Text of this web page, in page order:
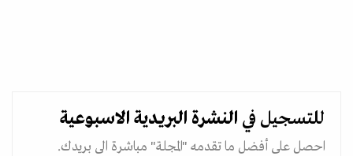
للتسجيل في النشرة البريدية الاسبوعية
احصل على أفضل ما تقدمه "المجلة" مباشرة الى بريدك.